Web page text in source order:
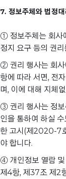
7. 정보주체와 법정
① 정보주체는 회사
정지 요구 등의 권
② 권리 행사는 회사
항에 따라 서면, 전
며, 이에 대해 지체
③ 권리 행사는 정보
인을 통하여 하실
한 고시(제2020-7
야 합니다.
④ 개인정보 열람 및
제4항, 제37조 제2